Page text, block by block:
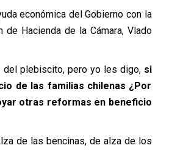
económica del Gobierno con la
Hacienda de la Cámara, Vlado
del plebiscito, pero yo les digo, si
de las familias chilenas ¿Por
otras reformas en beneficio
de las bencinas, de alza de los